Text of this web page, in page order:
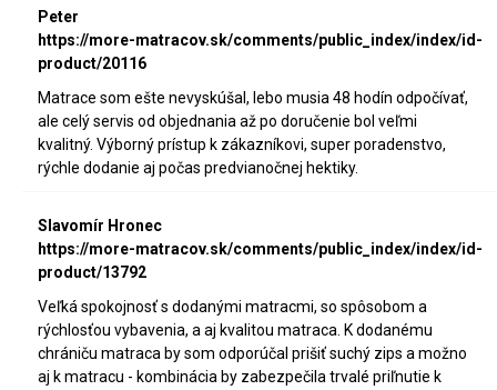
Peter
https://more-matracov.sk/comments/public_index/index/id-
product/20116
Matrace som ešte nevyskúšal, lebo musia 48 hodín odpočívať,
ale celý servis od objednania až po doručenie bol veľmi
kvalitný. Výborný prístup k zákazníkovi, super poradenstvo,
rýchle dodanie aj počas predvianočnej hektiky.
Slavomír Hronec
https://more-matracov.sk/comments/public_index/index/id-
product/13792
Veľká spokojnosť s dodanými matracmi, so spôsobom a
rýchlosťou vybavenia, a aj kvalitou matraca. K dodanému
chrániču matraca by som odporúčal prišiť suchý zips a možno
aj k matracu - kombinácia by zabezpečila trvalé priľnutie k